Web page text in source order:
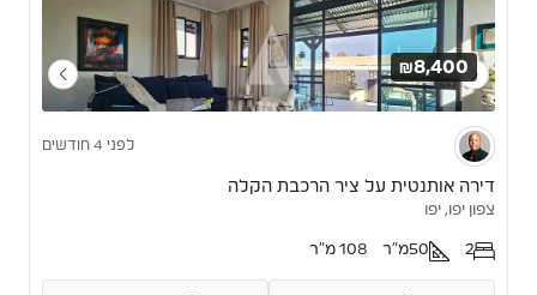
₪8,400
לפני 4 חודשים
דירה אותנטית על ציר הרכבת הקלה
צפון יפו, יפו
2
50מ"ר 108 מ"ר